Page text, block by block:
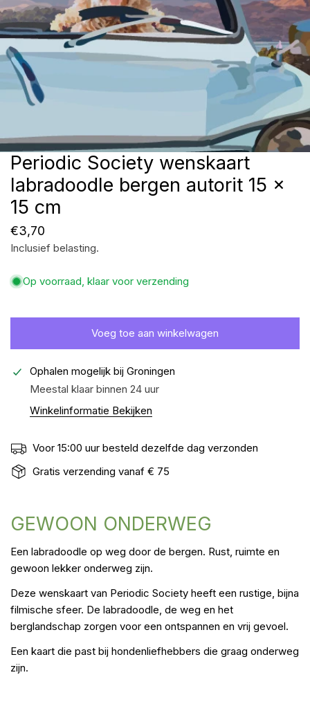
Open media in galerijweergave
Periodic Society wenskaart
labradoodle bergen autorit 15 x
15 cm
Normale
prijs
€3,70
Inclusief belasting.
Op voorraad, klaar voor verzending
Voeg toe aan winkelwagen
Ophalen mogelijk bij Groningen
Meestal klaar binnen 24 uur
Winkelinformatie Bekijken
Voor 15:00 uur besteld dezelfde dag verzonden
Gratis verzending vanaf € 75
GEWOON ONDERWEG
Een labradoodle op weg door de bergen. Rust, ruimte en
gewoon lekker onderweg zijn.
Deze wenskaart van Periodic Society heeft een rustige, bijna
filmische sfeer. De labradoodle, de weg en het
berglandschap zorgen voor een ontspannen en vrij gevoel.
Een kaart die past bij hondenliefhebbers die graag onderweg
zijn.